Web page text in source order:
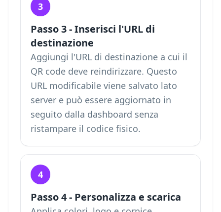
3
Passo 3 - Inserisci l'URL di
destinazione
Aggiungi l'URL di destinazione a cui il
QR code deve reindirizzare. Questo
URL modificabile viene salvato lato
server e può essere aggiornato in
seguito dalla dashboard senza
ristampare il codice fisico.
4
Passo 4 - Personalizza e scarica